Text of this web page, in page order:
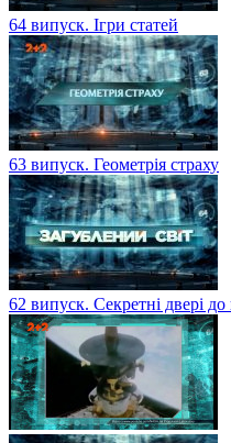
64 випуск. Ігри статей
63 випуск. Геометрія страху
62 випуск. Секретні двері до